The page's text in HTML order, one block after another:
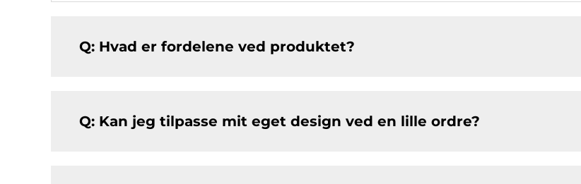
Q: Hvad er fordelene ved produktet?
Q: Kan jeg tilpasse mit eget design ved en lille ordre?